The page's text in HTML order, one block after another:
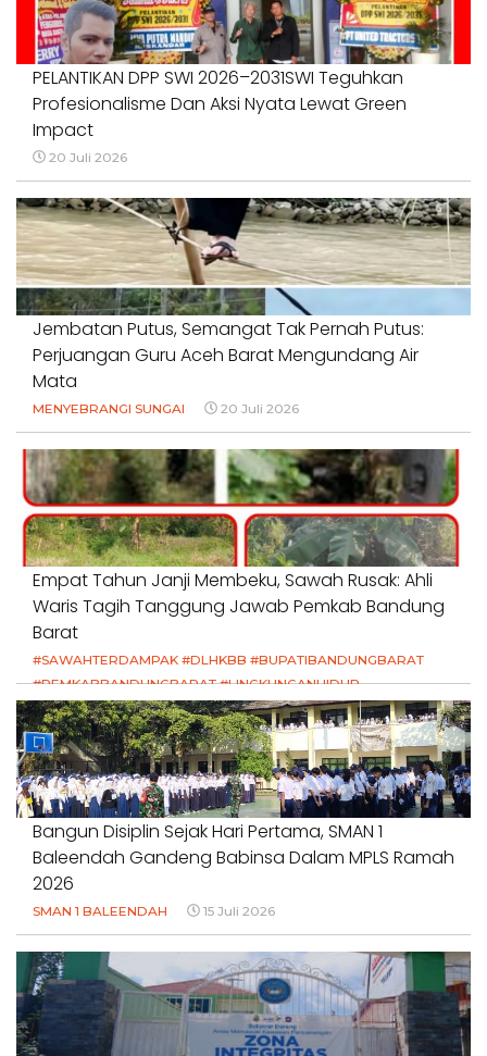
PELANTIKAN DPP SWI 2026–2031SWI Teguhkan
Profesionalisme Dan Aksi Nyata Lewat Green
Impact
20 Juli 2026
Jembatan Putus, Semangat Tak Pernah Putus:
Perjuangan Guru Aceh Barat Mengundang Air
Mata
MENYEBRANGI SUNGAI 20 Juli 2026
Empat Tahun Janji Membeku, Sawah Rusak: Ahli
Waris Tagih Tanggung Jawab Pemkab Bandung
Barat
#SAWAHTERDAMPAK #DLHKBB #BUPATIBANDUNGBARAT
#PEMKABBANDUNGBARAT #LINGKUNGANHIDUP
#HAKPETANI #KEADILANUNTUKPETANI
#NORMALISASISALURAN #IRIGASIRUSAK
#DUGAANPENCEMARAN #AKUNTABILITASPEMERINTAH
18 Juli 2026
Bangun Disiplin Sejak Hari Pertama, SMAN 1
Baleendah Gandeng Babinsa Dalam MPLS Ramah
2026
SMAN 1 BALEENDAH 15 Juli 2026